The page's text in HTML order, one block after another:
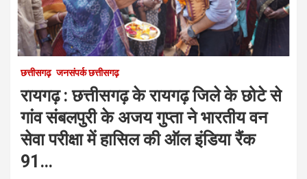
छत्तीसगढ़ जनसंपर्क छत्तीसगढ़
रायगढ़ : छत्तीसगढ़ के रायगढ़ जिले के छोटे से
गांव संबलपुरी के अजय गुप्ता ने भारतीय वन
सेवा परीक्षा में हासिल की ऑल इंडिया रैंक
91…